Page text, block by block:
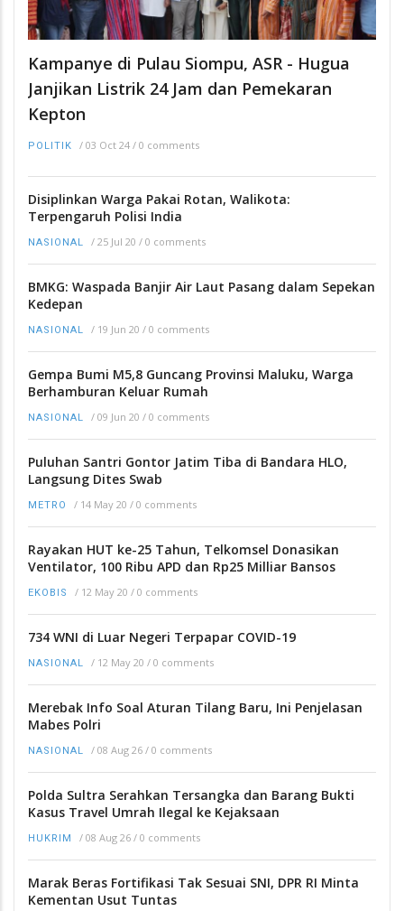
Kampanye di Pulau Siompu, ASR - Hugua
Janjikan Listrik 24 Jam dan Pemekaran
Kepton
POLITIK / 03 Oct 24 / 0 comments
Disiplinkan Warga Pakai Rotan, Walikota:
Terpengaruh Polisi India
NASIONAL / 25 Jul 20 / 0 comments
BMKG: Waspada Banjir Air Laut Pasang dalam Sepekan
Kedepan
NASIONAL / 19 Jun 20 / 0 comments
Gempa Bumi M5,8 Guncang Provinsi Maluku, Warga
Berhamburan Keluar Rumah
NASIONAL / 09 Jun 20 / 0 comments
Puluhan Santri Gontor Jatim Tiba di Bandara HLO,
Langsung Dites Swab
METRO / 14 May 20 / 0 comments
Rayakan HUT ke-25 Tahun, Telkomsel Donasikan
Ventilator, 100 Ribu APD dan Rp25 Milliar Bansos
EKOBIS / 12 May 20 / 0 comments
734 WNI di Luar Negeri Terpapar COVID-19
NASIONAL / 12 May 20 / 0 comments
Merebak Info Soal Aturan Tilang Baru, Ini Penjelasan
Mabes Polri
NASIONAL / 08 Aug 26 / 0 comments
Polda Sultra Serahkan Tersangka dan Barang Bukti
Kasus Travel Umrah Ilegal ke Kejaksaan
HUKRIM / 08 Aug 26 / 0 comments
Marak Beras Fortifikasi Tak Sesuai SNI, DPR RI Minta
Kementan Usut Tuntas